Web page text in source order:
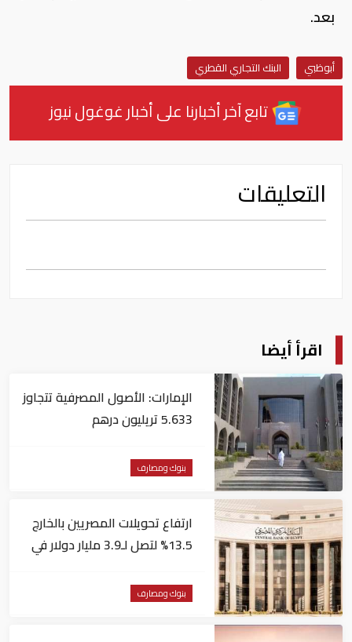
بعد.
أبوظبي البنك التجاري القطري
تابع آخر أخبارنا على أخبار غوغول نيوز
التعليقات
اقرأ أيضا
الإمارات: الأصول المصرفية تتجاوز
5.633 تريليون درهم
بنوك ومصارف
ارتفاع تحويلات المصريين بالخارج
13.5% لتصل لـ3.9 مليار دولار في
بنوك ومصارف